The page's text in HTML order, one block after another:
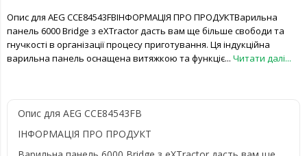
Опис для AEG CCE84543FBІНФОРМАЦІЯ ПРО ПРОДУКТВарильна
панель 6000 Bridge з eXTractor дасть вам ще більше свободи та
гнучкості в організації процесу приготування. Ця індукційна
варильна панель оснащена витяжкою та функціє... Читати далі...
Опис для AEG CCE84543FB
ІНФОРМАЦІЯ ПРО ПРОДУКТ